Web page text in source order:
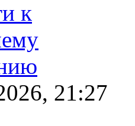
21:27